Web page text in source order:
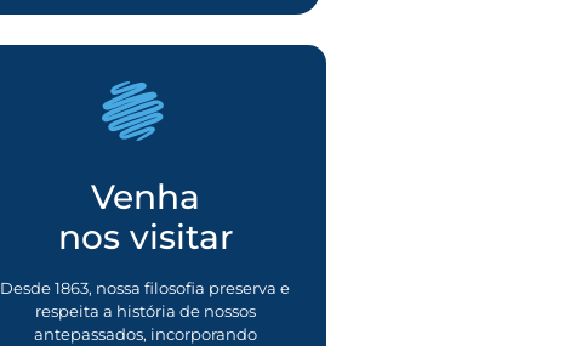
Venha
nos visitar
Desde 1863, nossa filosofia preserva e
respeita a história de nossos
antepassados, incorporando